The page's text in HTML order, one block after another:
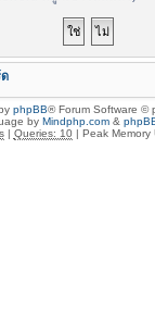
phpBB® Forum Software ©
by Mindphp.com&
| Queries: 10| Peak Memory